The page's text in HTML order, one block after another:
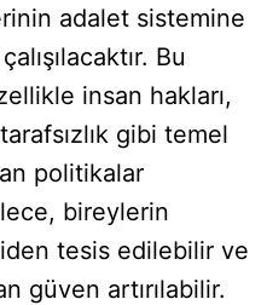
adalet sistemine
Bu
insan hakları,
gibi temel
politikalar
bireylerin
tesis edilebilir ve
güven artırılabilir.